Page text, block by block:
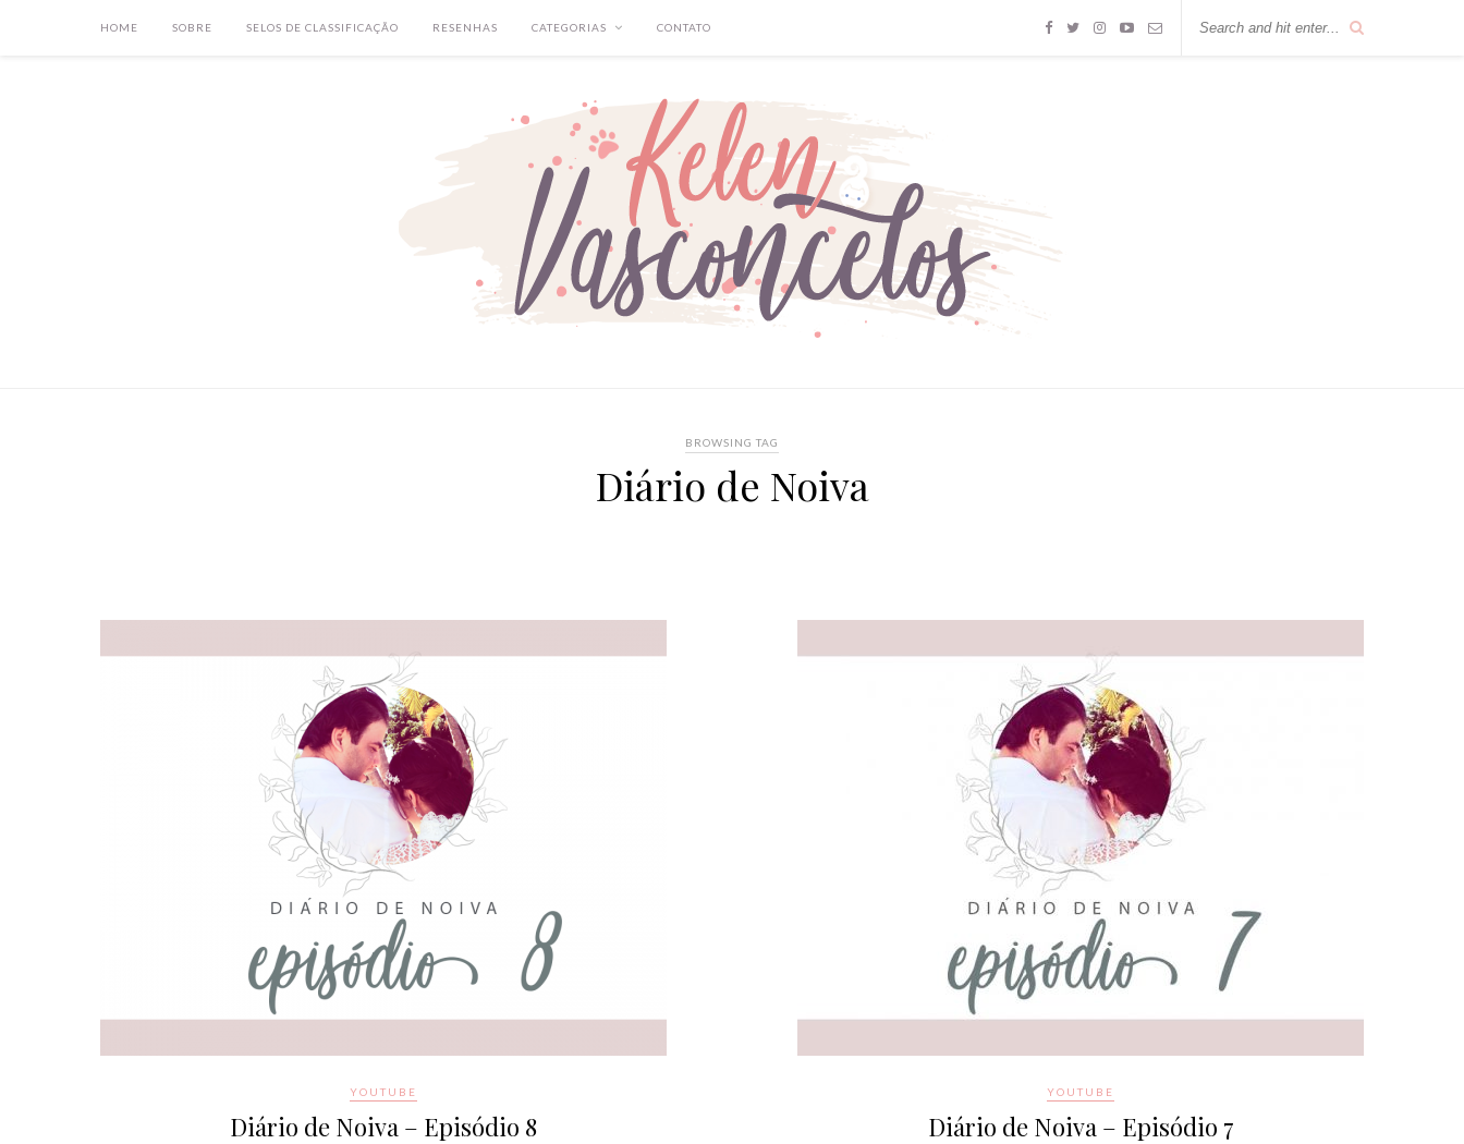
HOME SOBRE SELOS DE CLASSIFICAÇÃO RESENHAS CATEGORIAS CONTATO
BROWSING TAG
Diário de Noiva
YOUTUBE
Diário de Noiva – Episódio 8
YOUTUBE
Diário de Noiva – Episódio 7